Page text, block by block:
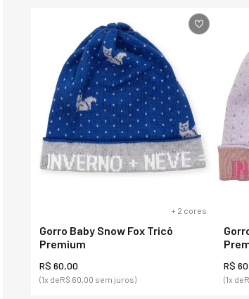
+ 2 cores
Gorro Baby Snow Fox Tricô
Premium
R$ 60,00
(1x deR$ 60 00 sem juros)
R$ 60
(1x de